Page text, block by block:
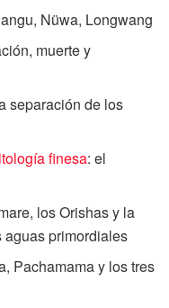
Nüwa, Longwang
muerte y
separación de los
finesa: el
los Orishas y la
primordiales
Pachamama y los tres